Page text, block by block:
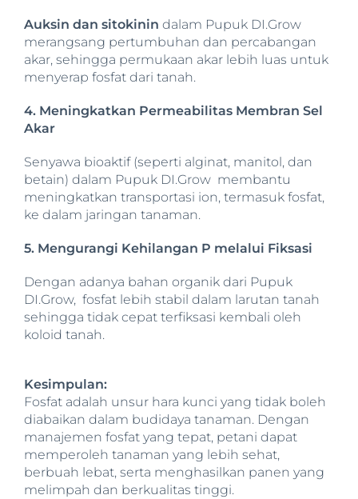
Auksin dan sitokinin dalam Pupuk DI.Grow
merangsang pertumbuhan dan percabangan
akar, sehingga permukaan akar lebih luas untuk
menyerap fosfat dari tanah.
4. Meningkatkan Permeabilitas Membran Sel
Akar
Senyawa bioaktif (seperti alginat, manitol, dan
betain) dalam Pupuk DI.Grow membantu
meningkatkan transportasi ion, termasuk fosfat,
ke dalam jaringan tanaman.
5. Mengurangi Kehilangan P melalui Fiksasi
Dengan adanya bahan organik dari Pupuk
DI.Grow, fosfat lebih stabil dalam larutan tanah
sehingga tidak cepat terfiksasi kembali oleh
koloid tanah.
Kesimpulan:
Fosfat adalah unsur hara kunci yang tidak boleh
diabaikan dalam budidaya tanaman. Dengan
manajemen fosfat yang tepat, petani dapat
memperoleh tanaman yang lebih sehat,
berbuah lebat, serta menghasilkan panen yang
melimpah dan berkualitas tinggi.